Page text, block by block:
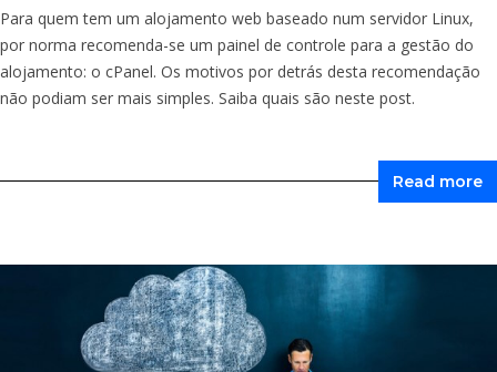
Para quem tem um alojamento web baseado num servidor Linux,
por norma recomenda-se um painel de controle para a gestão do
alojamento: o cPanel. Os motivos por detrás desta recomendação
não podiam ser mais simples. Saiba quais são neste post.
Read more